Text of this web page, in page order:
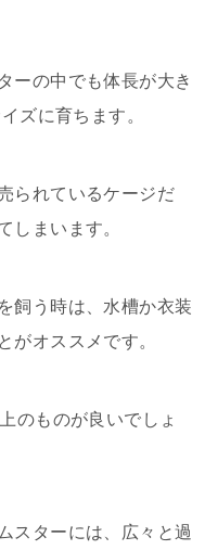
ーの中でも体長が大き
ズに育ちます。
られているケージだ
しまいます。
飼う時は、水槽か衣装
がオススメです。
のものが良いでしょ
スターには、広々と過